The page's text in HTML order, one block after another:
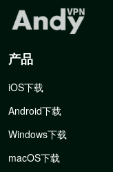
产品
iOS下载
Android下载
Windows下载
macOS下载